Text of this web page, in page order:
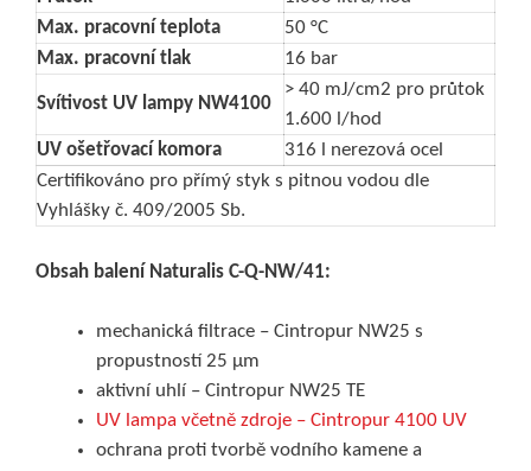
Max. pracovní teplota
50 °C
Max. pracovní tlak
16 bar
Svítivost UV lampy NW4100
> 40 mJ/cm2 pro průtok
1.600 l/hod
UV ošetřovací komora
316 l nerezová ocel
Certifikováno pro přímý styk s pitnou vodou dle
Vyhlášky č. 409/2005 Sb.
Obsah balení Naturalis C-Q-NW/41:
mechanická filtrace – Cintropur NW25 s
propustností 25 μm
aktivní uhlí – Cintropur NW25 TE
UV lampa včetně zdroje – Cintropur 4100 UV
ochrana proti tvorbě vodního kamene a